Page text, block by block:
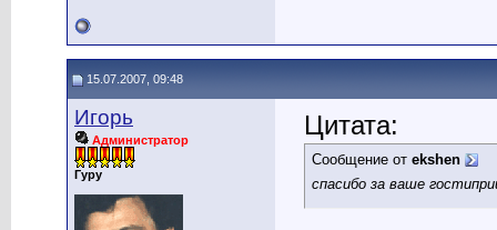
15.07.2007, 09:48
Игорь
Администратор
Гуру
Цитата:
Сообщение от ekshen
спасибо за ваше